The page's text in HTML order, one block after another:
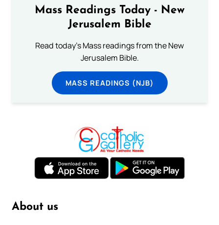
Mass Readings Today - New
Jerusalem Bible
Read today's Mass readings from the New
Jerusalem Bible.
MASS READINGS (NJB)
About us